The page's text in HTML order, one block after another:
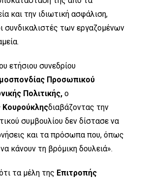
και την ιδιωτική ασφάλιση,
συνδικαλιστές των εργαζομένων
ετήσιου συνεδρίου
Προσωπικού
Πολιτικής, ο
διαβάζοντας την
συμβουλίου δεν δίστασε να
και τα πρόσωπα που, όπως
κάνουν τη βρόμικη δουλειά».
τα μέλη της Επιτροπής